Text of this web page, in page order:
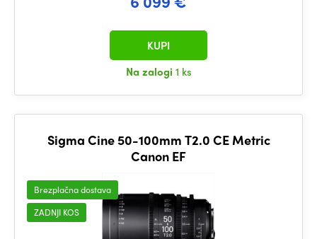
Na zalogi 1 ks
KUPI
Sigma Cine 50-100mm T2.0 CE Metric
Canon EF
Brezplačna dostava
ZADNJI KOS